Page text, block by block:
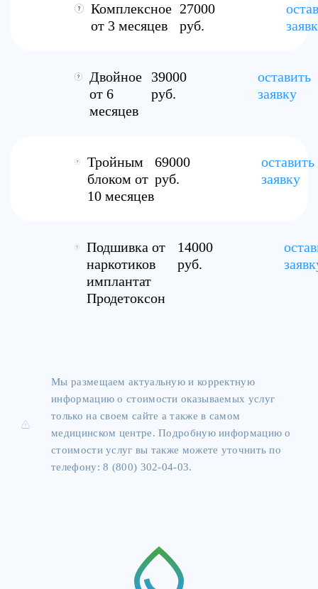
Комплексное
от 3 месяцев
27000
руб.
Двойное
от 6
месяцев
39000
руб.
оставить
заявку
Тройным
блоком от
10 месяцев
69000
руб.
оставить
заявку
Подшивка от
наркотиков
имплантат
Продетоксон
14000
руб.
Мы размещаем актуальную и корректную
информацию о стоимости оказываемых услуг
только на своем сайте а также в самом
медицинском центре. Подробную информацию о
стоимости услуг вы также можете уточнить по
телефону: 8 (800) 302-04-03.